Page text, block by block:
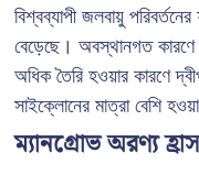
বিশ্বব্যাপী জলবায়ু
বেড়েছে। অবস্থানগত কারণে
অধিক তৈরি হওয়ার কারণে
সাইক্লোনের মাত্রা বেশি
ম্যানগ্রোভ অরণ্য হ্রাস